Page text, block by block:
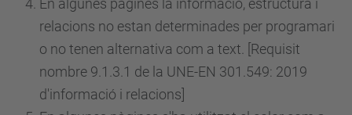
En algunes pàgines la informació, estructura i
relacions no estan determinades per programari
o no tenen alternativa com a text. [Requisit
nombre 9.1.3.1 de la UNE-EN 301.549: 2019
d'informació i relacions]